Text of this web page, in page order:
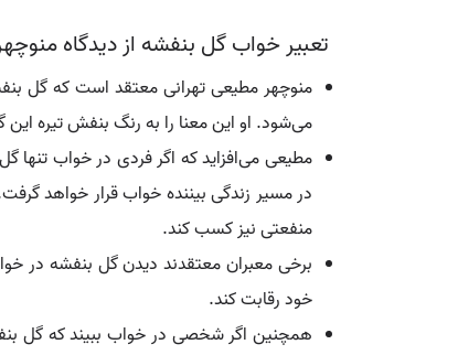
تعبیر خواب گل بنفشه از دیدگاه
منوچهر مطیعی تهرانی معتقد است که گل
می‌شود. او این معنا را به رنگ بنفش تیره
مطیعی می‌افزاید که اگر فردی در خواب
در مسیر زندگی بیننده خواب قرار خواهد
منفعتی نیز کسب کند.
برخی معبران معتقدند دیدن گل بنفشه در
خود رقابت کند.
همچنین اگر شخصی در خواب ببیند که گل